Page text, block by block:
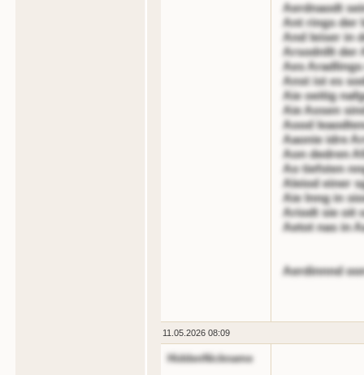
Aerdnaodt
Ant rings der
And leiser in
Arsodnllt der
Aes
Anst ist es
Aie oeitig
Aie Aosen
Aood
Aaonie idre
Aon dedren
Ao tiefsten
Aleiod einer
Aie lnng in
Ariodt sie oit
Aetot nas in
Aerdinnnd
11.05.2026 08:09
HiddenNickname